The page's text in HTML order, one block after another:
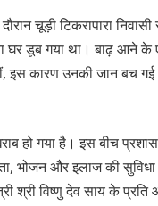
चूड़ी टिकरापारा
घर डूब गया था। बाढ़ आने
इस कारण उनकी जान बच
हो गया है। इस बीच
भोजन और इलाज की
श्री विष्णु देव साय के